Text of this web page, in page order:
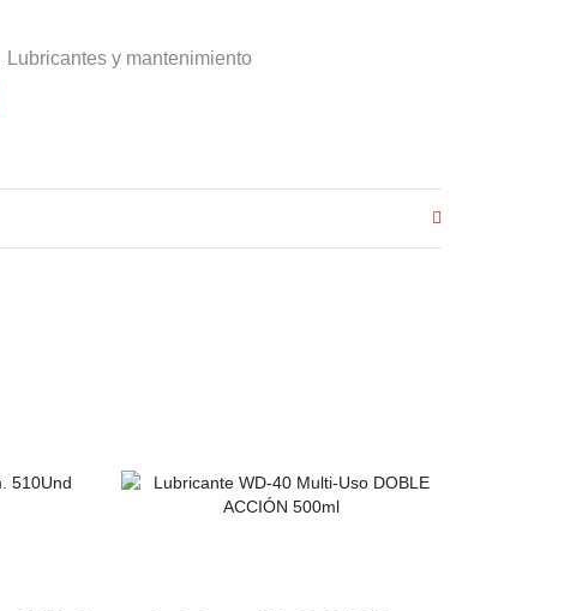
Lubricantes y mantenimiento